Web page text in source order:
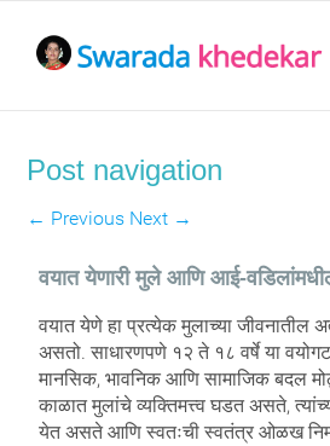
Post navigation
← Previous Next →
वयात येणारी मुले आणि आई-
वयात येणे हा प्रत्येक मुलाच्या जीवनातील
असतो. साधारणपणे १२ ते १८ वर्षे या
मानसिक, भावनिक आणि सामाजिक बदल
काळात मुलांचे व्यक्तिमत्त्व घडत असते,
येत असते आणि स्वतःची स्वतंत्र ओळख